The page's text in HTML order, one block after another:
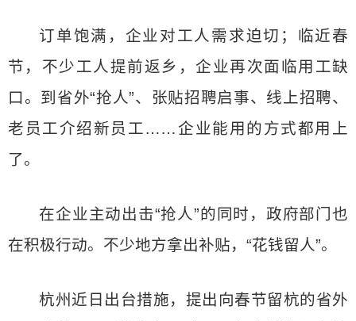
订单饱满，企业对工人需求迫切；临近春
节，不少工人提前返乡，企业再次面临用工缺
口。到省外“抢人”、张贴招聘启事、线上招聘、
老员工介绍新员工……企业能用的方式都用上
了。
在企业主动出击“抢人”的同时，政府部门也
在积极行动。不少地方拿出补贴，“花钱留人”。
杭州近日出台措施，提出向春节留杭的省外